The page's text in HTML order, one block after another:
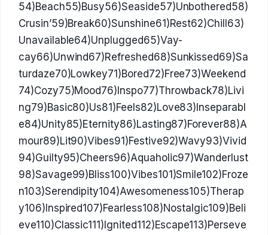
54)Beach55)Busy56)Seaside57)Unbothered58)
Crusin’59)Break60)Sunshine61)Rest62)Chill63)
Unavailable64)Unplugged65)Vay-
cay66)Unwind67)Refreshed68)Sunkissed69)Sa
turdaze70)Lowkey71)Bored72)Free73)Weekend
74)Cozy75)Mood76)Inspo77)Throwback78)Livi
ng79)Basic80)Us81)Feels82)Love83)Inseparabl
e84)Unity85)Eternity86)Lasting87)Forever88)A
mour89)Lit90)Vibes91)Festive92)Wavy93)Vivid
94)Guilty95)Cheers96)Aquaholic97)Wanderlust
98)Savage99)Bliss100)Vibes101)Smile102)Froze
n103)Serendipity104)Awesomeness105)Therap
y106)Inspired107)Fearless108)Nostalgic109)Beli
eve110)Classic111)Ignited112)Escape113)Perseve